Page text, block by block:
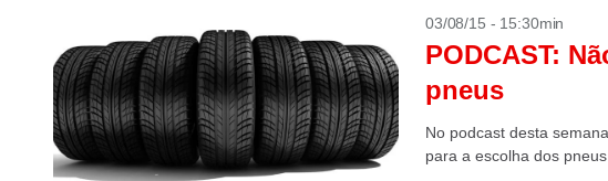
03/08/15 - 15:30min
PODCAST:
pneus
No podcast desta
para a escolha dos